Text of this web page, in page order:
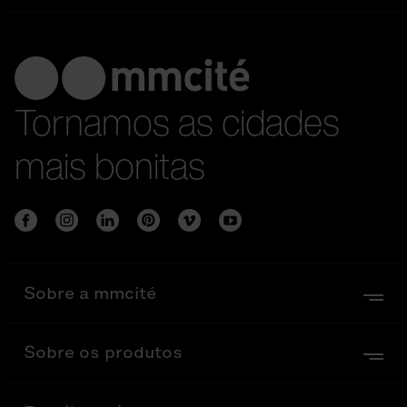
Tornamos as cidades
mais bonitas
Sobre a mmcité
Sobre os produtos